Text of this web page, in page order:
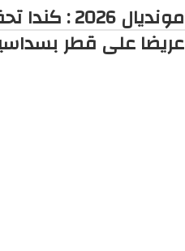
مونديال 2026
عريضا على قطر